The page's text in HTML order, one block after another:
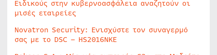
Ειδικούς στην κυβερνοασφάλεια αναζητούν οι
μισές εταιρείες
Novatron Security: Ενισχύστε τον συναγερμό
σας με το DSC – HS2016NKE